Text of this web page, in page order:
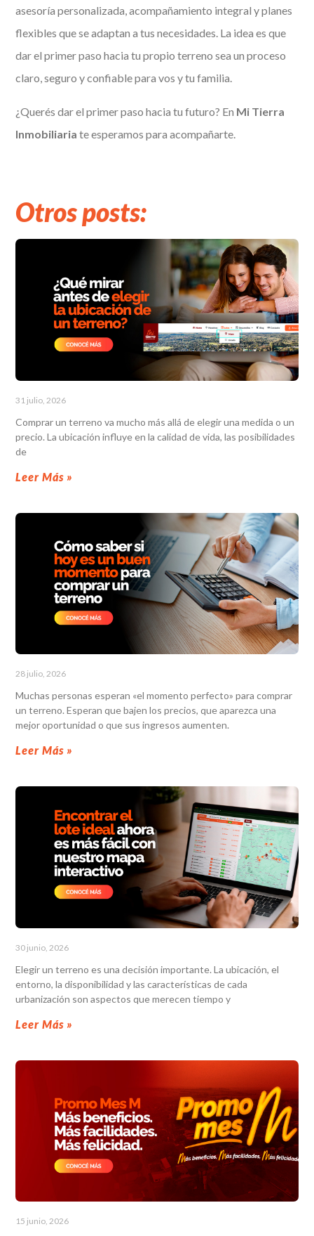
asesoría personalizada, acompañamiento integral y planes
flexibles que se adaptan a tus necesidades. La idea es que
dar el primer paso hacia tu propio terreno sea un proceso
claro, seguro y confiable para vos y tu familia.
¿Querés dar el primer paso hacia tu futuro? En Mi Tierra
Inmobiliaria te esperamos para acompañarte.
Otros posts:
31 julio, 2026
Comprar un terreno va mucho más allá de elegir una medida o un
precio. La ubicación influye en la calidad de vida, las posibilidades
de
Leer Más »
28 julio, 2026
Muchas personas esperan «el momento perfecto» para comprar
un terreno. Esperan que bajen los precios, que aparezca una
mejor oportunidad o que sus ingresos aumenten.
Leer Más »
30 junio, 2026
Elegir un terreno es una decisión importante. La ubicación, el
entorno, la disponibilidad y las características de cada
urbanización son aspectos que merecen tiempo y
Leer Más »
15 junio, 2026